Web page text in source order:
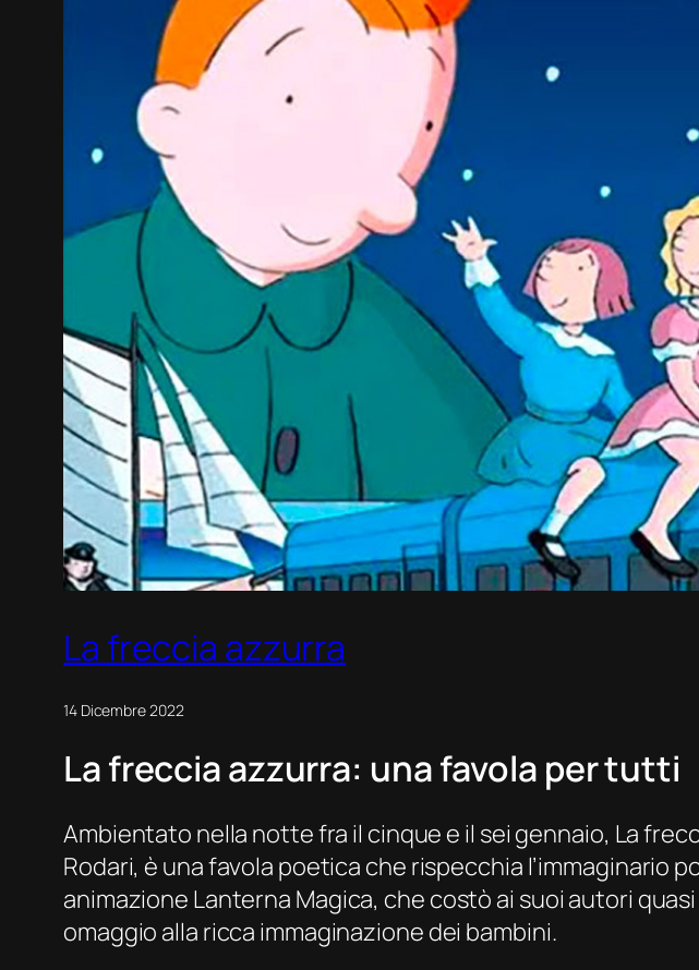
La freccia azzurra
14 Dicembre 2022
La freccia azzurra: una favola per tutti
Ambientato nella notte fra il cinque e il sei gennaio, La
Rodari, è una favola poetica che rispecchia l’immaginario
animazione Lanterna Magica, che costò ai suoi autori
omaggio alla ricca immaginazione dei bambini.